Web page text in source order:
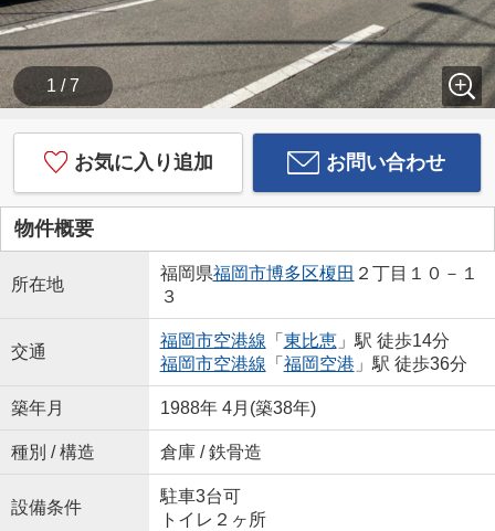
1 / 7
お気に入り追加 お問い合わせ
物件概要
所在地
福岡県福岡市博多区榎田 ２丁目１０－１
３
交通
福岡市空港線 「 東比恵」駅 徒歩14分
福岡市空港線 「 福岡空港 」駅 徒歩36分
築年月 1988年 4月(築38年)
種別 / 構造 倉庫 / 鉄骨造
設備条件
駐車3台可
トイレ２ヶ所